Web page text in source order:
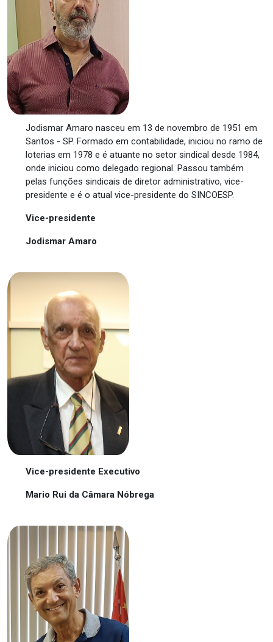
Jodismar Amaro nasceu em 13 de novembro de 1951 em
Santos - SP. Formado em contabilidade, iniciou no ramo de
loterias em 1978 e é atuante no setor sindical desde 1984,
onde iniciou como delegado regional. Passou também
pelas funções sindicais de diretor administrativo, vice-
presidente e é o atual vice-presidente do SINCOESP.
Vice-presidente
Jodismar Amaro
Vice-presidente Executivo
Mario Rui da Câmara Nóbrega